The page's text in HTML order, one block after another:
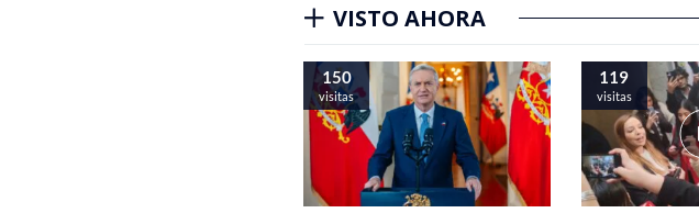
VISTO AHORA
150
visitas
119
visitas